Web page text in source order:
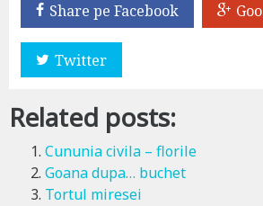
Share pe Facebook
Twitter
Related posts:
Cununia civila – florile
Goana dupa… buchet
Tortul miresei